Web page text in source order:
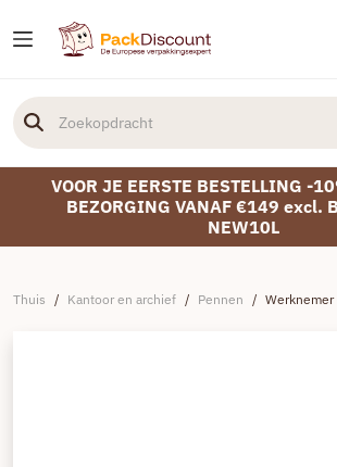
VOOR JE EERSTE BESTELLING -
BEZORGING VANAF €149 excl.
NEW10L
Thuis / Kantoor en archief / Pennen /